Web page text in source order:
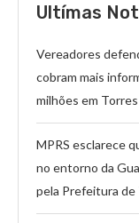
Ultímas
Vereadores
cobram mais
milhões em Torres
MPRS esclarece
no entorno da
pela Prefeitura de